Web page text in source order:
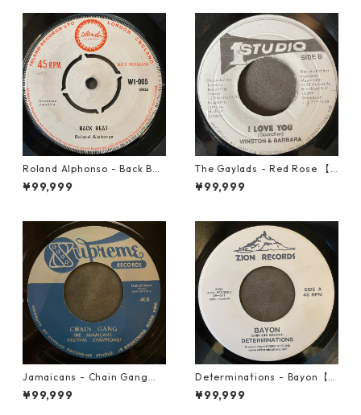
Roland Alphonso - Back Bea
t【7-21909】
¥99,999
The Gaylads - Red Rose 【7
-21853】
¥99,999
Jamaicans - Chain Gang【7
-21911】
¥99,999
Determinations - Bayon【7-
21865】
¥99,999